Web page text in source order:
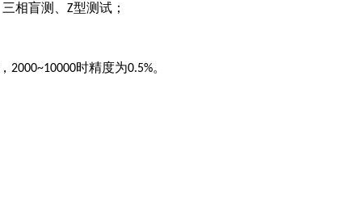
相盲测、 Z型测试；
， 2000~10000时精度为0.5%。